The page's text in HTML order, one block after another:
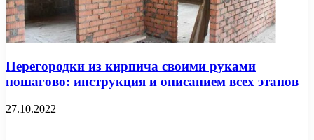
Перегородки из кирпича своими руками
пошагово: инструкция и описанием всех этапов
27.10.2022